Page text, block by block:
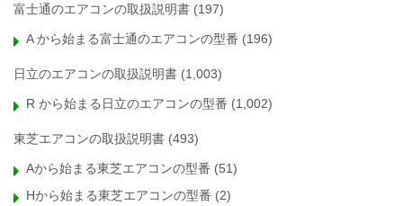
富士通のエアコンの取扱説明書 (197)
A から始まる富士通のエアコンの型番 (196)
日立のエアコンの取扱説明書 (1,003)
R から始まる日立のエアコンの型番 (1,002)
東芝エアコンの取扱説明書 (493)
Aから始まる東芝エアコンの型番 (51)
Hから始まる東芝エアコンの型番 (2)